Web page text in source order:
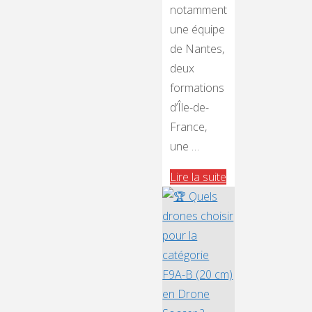
notamment
une équipe
de Nantes,
deux
formations
d’Île-de-
France,
une …
Lire la suite"Drone
:
de